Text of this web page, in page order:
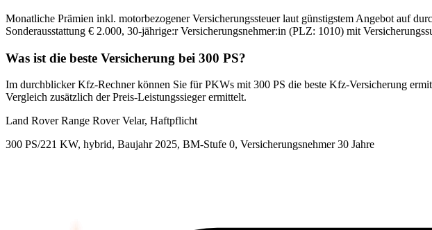
Monatliche Prämien inkl. motorbezogener Versicherungssteuer laut günstigstem Angebot auf
Sonderausstattung € 2.000, 30-jährige:rVersicherungsnehmer:in (PLZ: 1010) mit
Was ist die beste Versicherung bei 300 PS?
Im durchblicker Kfz-Rechner können Sie für PKWs mit 300 PS die beste Kfz-Versicherung
Vergleich zusätzlich der Preis-Leistungssieger ermittelt.
Land RoverRange Rover Velar, Haftpflicht
300 PS/221 KW, hybrid, Baujahr 2025, BM-Stufe 0, Versicherungsnehmer 30 Jahre